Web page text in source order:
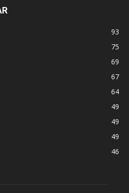
93
75
69
67
64
49
49
49
46